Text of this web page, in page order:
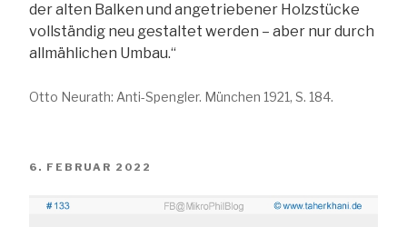
der alten Balken und angetriebener Holzstücke
vollständig neu gestaltet werden – aber nur durch
allmählichen Umbau.“
Otto Neurath: Anti-Spengler. München 1921, S. 184.
VERÖFFENTLICHT
6. FEBRUAR 2022